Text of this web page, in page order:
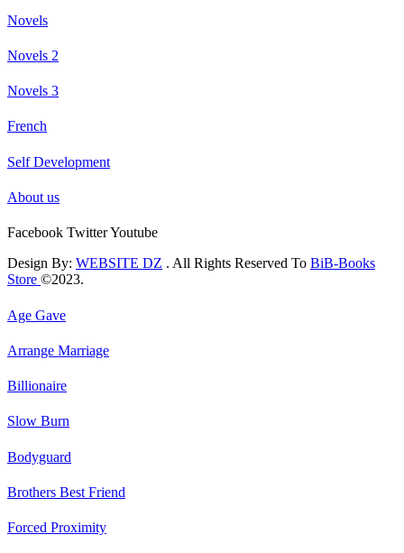
Novels
Novels 2
Novels 3
French
Self Development
About us
Facebook TwitterYoutube
Design By: WEBSITE DZ . All Rights Reserved To BiB-Books
Store ©2023.
Age Gave
Arrange Marriage
Billionaire
Slow Burn
Bodyguard
Brothers Best Friend
Forced Proximity